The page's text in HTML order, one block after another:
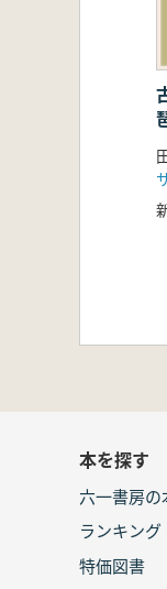
本を探す
六一書房の
ランキング
特価図書